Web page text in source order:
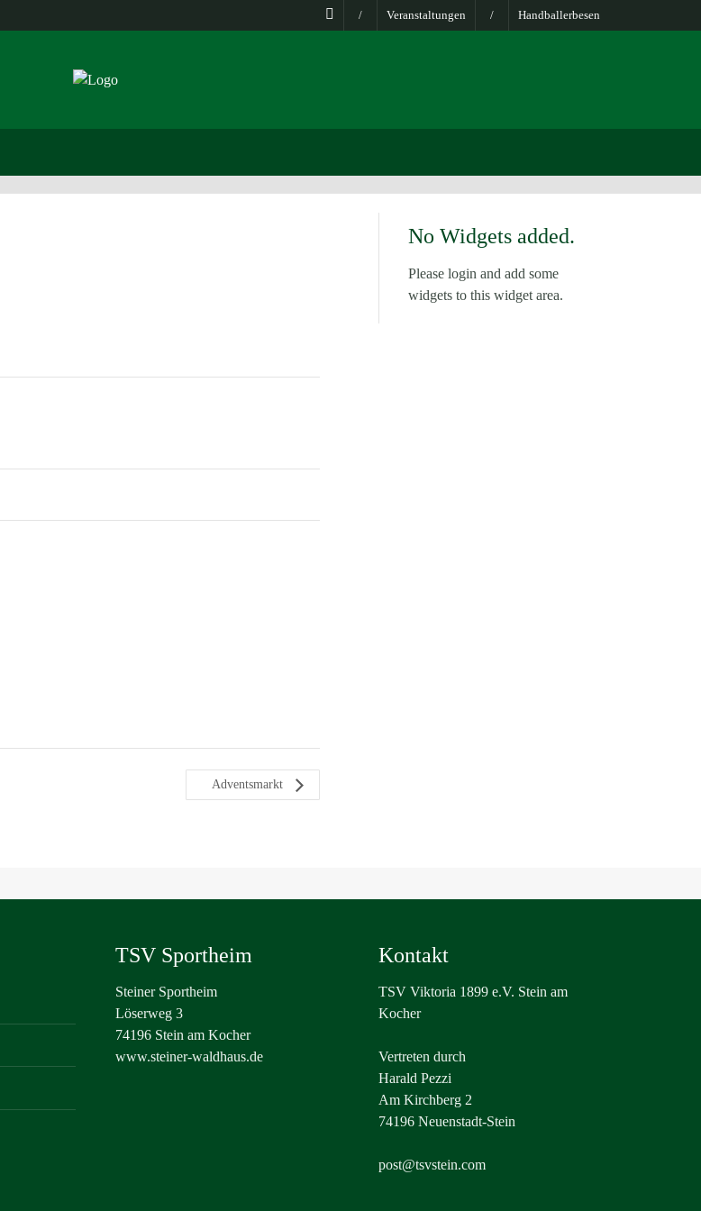
/ Veranstaltungen / Handballerbesen
Adventsmarkt
No Widgets added.
Please login and add some
widgets to this widget area.
TSV Sportheim
Steiner Sportheim
Löserweg 3
74196 Stein am Kocher
www.steiner-waldhaus.de
Kontakt
TSV Viktoria 1899 e.V. Stein am
Kocher
Vertreten durch
Harald Pezzi
Am Kirchberg 2
74196 Neuenstadt-Stein
post@tsvstein.com